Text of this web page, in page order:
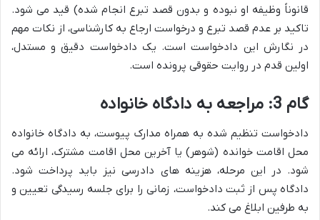
قانوناً وظیفه او نبوده و بدون قصد تبرع انجام شده) قید می شود.
تاکید بر عدم قصد تبرع و درخواست ارجاع به کارشناسی، از نکات مهم
در نگارش این دادخواست است. یک دادخواست دقیق و مستدل،
اولین قدم در روایت حقوقی پرونده است.
گام 3: مراجعه به دادگاه خانواده
دادخواست تنظیم شده به همراه مدارک پیوست، به دادگاه خانواده
محل اقامت خوانده (شوهر) یا آخرین محل اقامت مشترک، ارائه می
شود. در این مرحله، هزینه های دادرسی نیز باید پرداخت شود.
دادگاه پس از ثبت دادخواست، زمانی را برای جلسه رسیدگی تعیین و
به طرفین ابلاغ می کند.